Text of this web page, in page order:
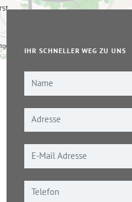
IHR SCHNELLER WEG ZU UNS